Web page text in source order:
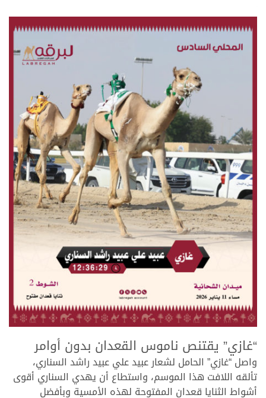
“غازي” يقتنص ناموس القعدان بدون أوامر
واصل “غازي” الحامل لشعار عبيد علي عبيد راشد السناري،
تألقه اللافت هذا الموسم، واستطاع أن يهدي السناري أقوى
أشواط الثنايا قعدان المفتوحة لهذه الأمسية وبأفضل